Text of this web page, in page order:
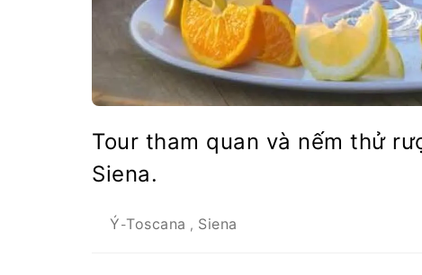
Tour tham quan và nếm thử
Siena.
Ý-Toscana , Siena